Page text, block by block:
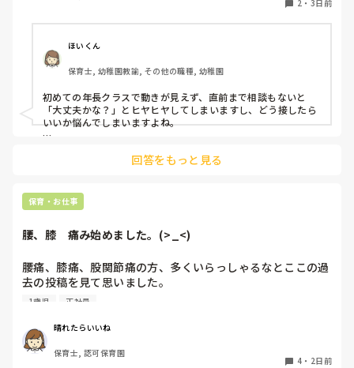
よほど自分に聞きづらいのか、聞く必要性さえ感じないの
か、もうよくわからないです。
対応にも悩みます。
2 ・ 3日前
ほいくん
保育士, 幼稚園教諭, その他の職種, 幼稚園
初めての年長クラスで動きが見えず、直前まで相談もないと
「大丈夫かな？」とヒヤヒヤしてしまいますし、どう接したら
いいか悩んでしまいますよね。
「こんなこと聞いたら迷惑かな」と抱え込んでいるケースがと
待つスタイルから一歩踏み出して、リーダー側から「〇〇の
件、どこまで進んだ？」「困ってることない？」と具体的に声
てしまうと、後輩も質問しやすくなりますよ。一人で抱え込ま
ず、声をかけやすい雰囲気作りから試してみてくださいね。
回答をもっと見る
保育・お仕事
腰、膝　痛み始めました。(>_<)
腰痛、膝痛、股関節痛の方、多くいらっしゃるなとここの過
去の投稿を見て思いました。
という私も、２週間前、初めて腰痛になりました。
右腰が痛くて、起き上がれない。
1歳児 正社員
晴れたらいいね
保育士, 認可保育園
4 ・ 2日前